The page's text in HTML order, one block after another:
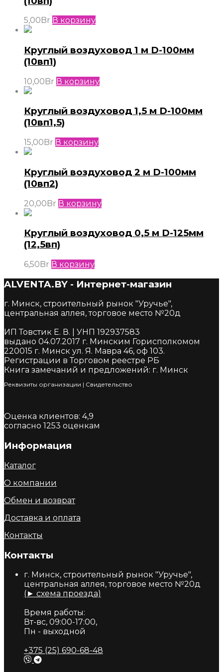
5,00 Br В корзину
Круглый воздуховод 1 м D-100мм
(10вп1)
10,00Br В корзину
Круглый воздуховод 1,5 м D-100мм
(10вп1,5)
15,00Br В корзину
Круглый воздуховод 2 м D-100мм
(10вп2)
20,00Br В корзину
Круглый воздуховод 0,5 м D-125мм
(12,5вп)
6,50Br В корзину
ALVENTA.BY - Интернет-магазин
г. Минск, строительный рынок "Уручье",
центральная аллея, торговое место №20д
ИП Товстик Е. В. | УНП 192937583
выдано 04.07.2017 г. Минским Горисполкомом
220015 г. Минск ул. Я. Мавра 46, оф 103.
Регистрации в Торговом реестре РБ
Книга замечаний и предложений: г. Минск
Реквизиты организации | Cвидетельство
Оценка клиентов: 4,9
согласно 1253 оценкам
Информация
Каталог
О компании
Обмен и возврат
Доставка и оплата
Контакты
Контакты
г. Минск, строительный рынок "Уручье",
центральная аллея, торговое место №20д
(► схема проезда)
Время работы:
Вт-вс, 09:00-17:00,
Пн - выходной
+375 (25) 690-68-48